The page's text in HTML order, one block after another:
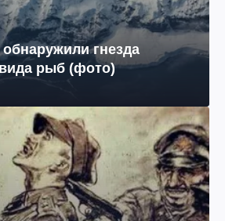
гнезда
рыб (фото)